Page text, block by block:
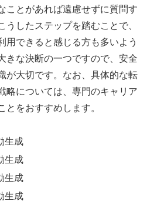
ことがあれば遠慮せずに質問す
うしたステップを踏むことで、
用できると感じる方も多いよう
きな決断の一つですので、安全
が大切です。なお、具体的な転
略については、専門のキャリア
とをおすすめします。
生成
生成
生成
生成